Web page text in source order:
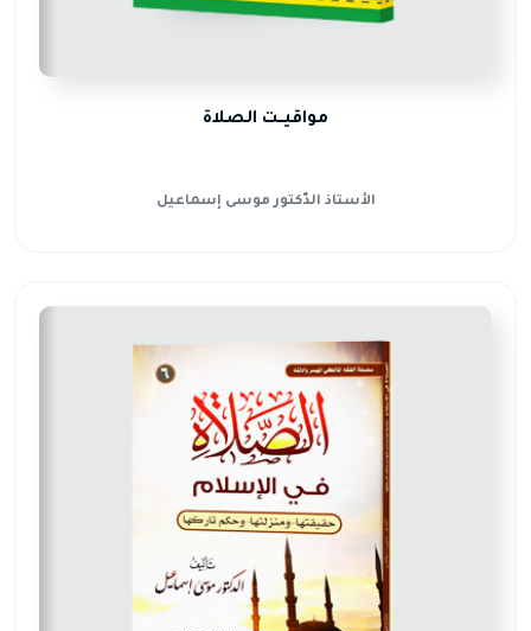
مواقيــت الصلاة
الأستاذ الدّكتور موسى إسماعيل